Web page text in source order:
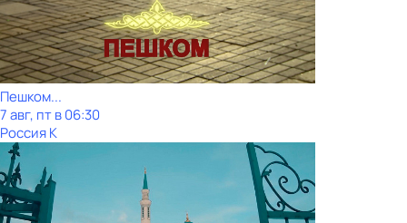
Пешком...
7 авг, пт в 06:30
Россия К